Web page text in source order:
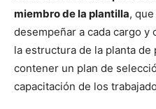
miembro de la plantilla,
desempeñar a cada cargo
la estructura de la planta
contener un plan de
capacitación de los